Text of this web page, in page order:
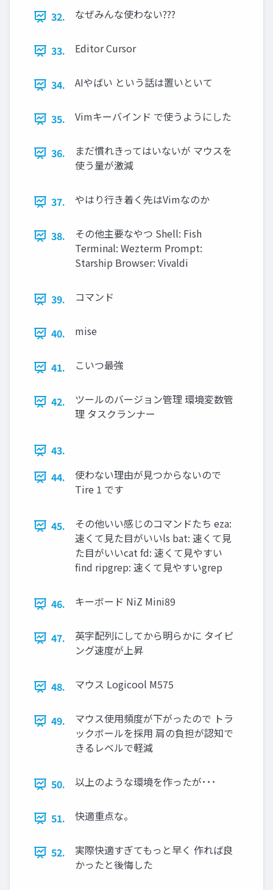
32. なぜみんな使わない???
33. Editor Cursor
34. AIやばい という話は置いといて
35. Vimキーバインド で使うようにした
36.
まだ慣れきってはいないが マウスを
使う量が激減
37. やはり行き着く先はVimなのか
38.
その他主要なやつ Shell: Fish ️
Terminal: Wezterm Prompt:
Starship Browser: Vivaldi
39. コマンド
40. mise
41. こいつ最強
42.
ツールのバージョン管理 環境変数管
理 タスクランナー
43.
44.
使わない理由が見つからないので
Tire 1 です
45.
その他いい感じのコマンドたち eza:
速くて見た目がいいls bat: 速くて見
た目がいいcat fd: 速くて見やすい
find ripgrep: 速くて見やすいgrep
46. キーボード NiZ Mini89
47.
英字配列にしてから明らかに タイピ
ング速度が上昇
48. マウス Logicool M575
49.
マウス使用頻度が下がったので トラ
ックボールを採用 肩の負担が認知で
きるレベルで軽減
50. 以上のような環境を作ったが･･･
51. 快適重点な。
52.
実際快適すぎてもっと早く 作れば良
かったと後悔した